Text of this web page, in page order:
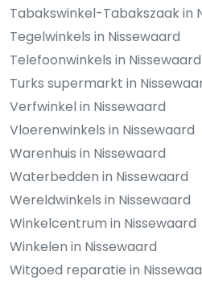
Tabakswinkel-Tabakszaak in
Tegelwinkels in Nissewaard
Telefoonwinkels in Nissewaard
Turks supermarkt in
Verfwinkel in Nissewaard
Vloerenwinkels in Nissewaard
Warenhuis in Nissewaard
Waterbedden in Nissewaard
Wereldwinkels in Nissewaard
Winkelcentrum in Nissewaard
Winkelen in Nissewaard
Witgoed reparatie in